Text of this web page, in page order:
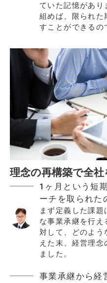
ていた記憶があり
組めば、限られた
すことができるの
理念の再構築で全
1ヶ月という短
ーチを取られた
まず定義した課
な事業承継を行え
対して、どのよう
えた末、経営理念
ました。
事業承継から経